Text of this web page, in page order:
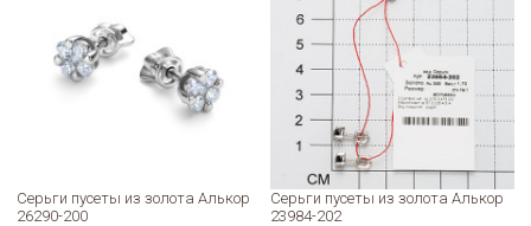
Серьги пусеты из золота Алькор
26290-200
Серьги пусеты из золота Алькор
23984-202